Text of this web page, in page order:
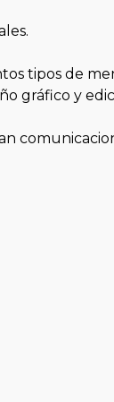
tipos de
gráfico y